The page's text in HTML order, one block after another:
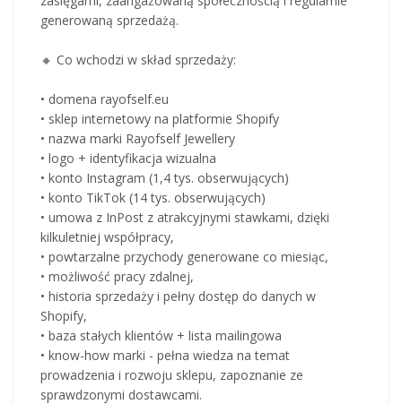
generowaną sprzedażą.
🔸 Co wchodzi w skład sprzedaży:
• domena rayofself.eu
• sklep internetowy na platformie Shopify
• nazwa marki Rayofself Jewellery
• logo + identyfikacja wizualna
• konto Instagram (1,4 tys. obserwujących)
• konto TikTok (14 tys. obserwujących)
• umowa z InPost z atrakcyjnymi stawkami, dzięki
kilkuletniej współpracy,
• powtarzalne przychody generowane co miesiąc,
• możliwość pracy zdalnej,
• historia sprzedaży i pełny dostęp do danych w
Shopify,
• baza stałych klientów + lista mailingowa
• know-how marki - pełna wiedza na temat
prowadzenia i rozwoju sklepu, zapoznanie ze
sprawdzonymi dostawcami.